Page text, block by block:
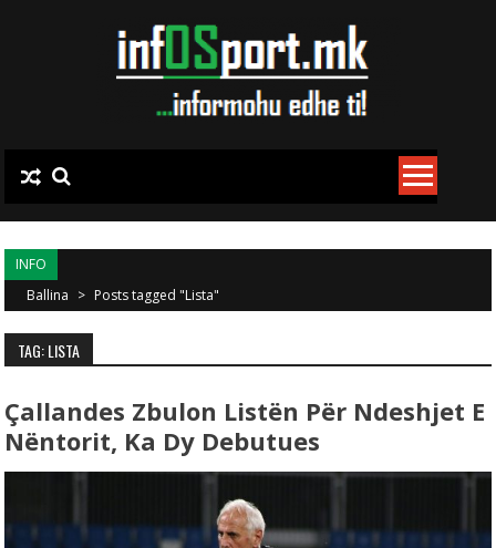
INFO
Ballina > Posts tagged "Lista"
TAG: LISTA
Çallandes Zbulon Listën Për Ndeshjet E
Nëntorit, Ka Dy Debutues